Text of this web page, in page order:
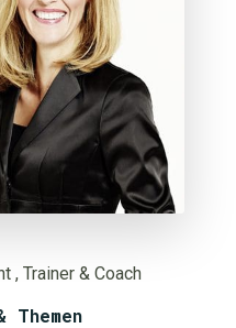
, Trainer & Coach